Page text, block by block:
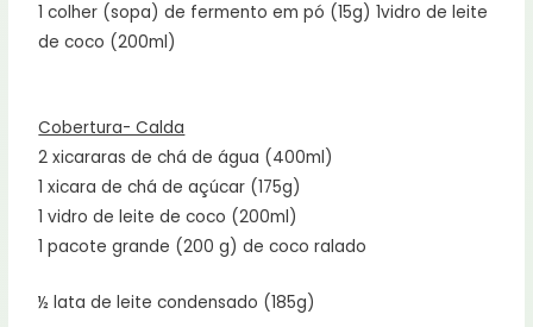
1 colher (sopa) de fermento em pó (15g) 1vidro de leite
de coco (200ml)
Cobertura- Calda
2 xicararas de chá de água (400ml)
1 xicara de chá de açúcar (175g)
1 vidro de leite de coco (200ml)
1 pacote grande (200 g) de coco ralado
½ lata de leite condensado (185g)